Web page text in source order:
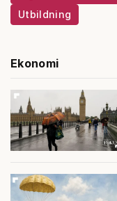
Utbildning
Ekonomi